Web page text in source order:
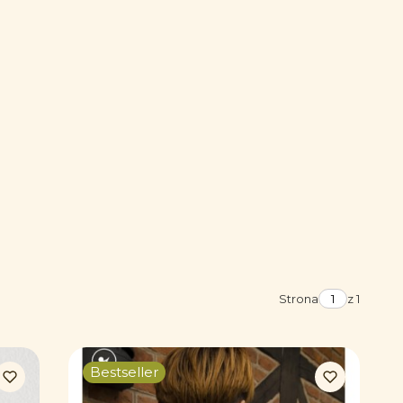
Strona z 1
Bestseller